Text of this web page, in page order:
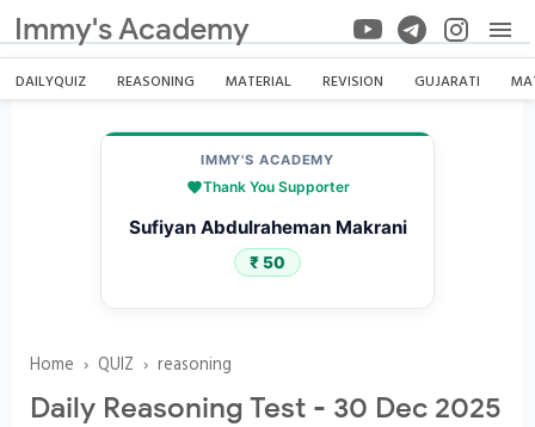
Immy's Academy
DAILYQUIZ REASONING MATERIAL REVISION GUJARATI
IMMY'S ACADEMY
Thank You Supporter
Sufiyan Abdulraheman Makrani
₹ 50
Home › QUIZ › reasoning
Daily Reasoning Test - 30 Dec 2025